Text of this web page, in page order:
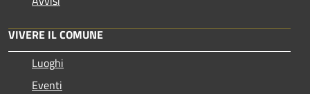
VIVERE IL COMUNE
Luoghi
Eventi